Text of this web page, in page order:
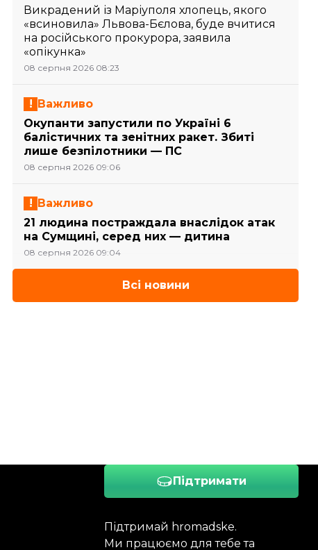
Викрадений із Маріуполя хлопець, якого
«всиновила» Львова-Бєлова, буде вчитися
на російського прокурора, заявила
«опікунка»
08 серпня 2026 08:23
Важливо
Окупанти запустили по Україні 6
балістичних та зенітних ракет. Збиті
лише безпілотники — ПС
08 серпня 2026 09:06
Важливо
21 людина постраждала внаслідок атак
на Сумщині, серед них — дитина
08 серпня 2026 09:04
Всі новини
Підтримати
Підтримай hromadske.
Ми працюємо для тебе та